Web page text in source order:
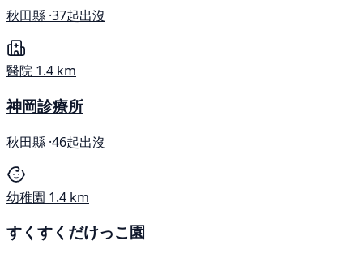
秋田縣 ·37起出沒
醫院 1.4 km
神岡診療所
秋田縣 ·46起出沒
幼稚園 1.4 km
すくすくだけっこ園